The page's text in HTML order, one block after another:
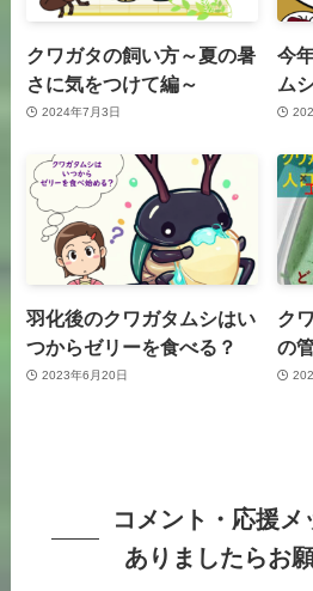
クワガタの飼い方～夏の暑
さに気をつけて編～
2024年7月3日
今
ム
羽化後のクワガタムシはい
つからゼリーを食べる？
2023年6月20日
ク
の
コメント・応援メ
ありましたらお